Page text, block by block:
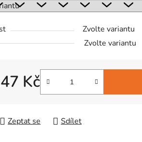
Zvolte variantu
Zvolte variantu
Kč
Zeptat se Sdílet